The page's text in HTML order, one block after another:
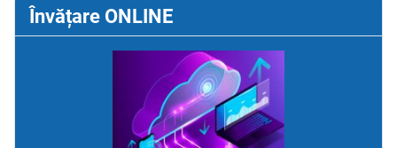
Învățare ONLINE